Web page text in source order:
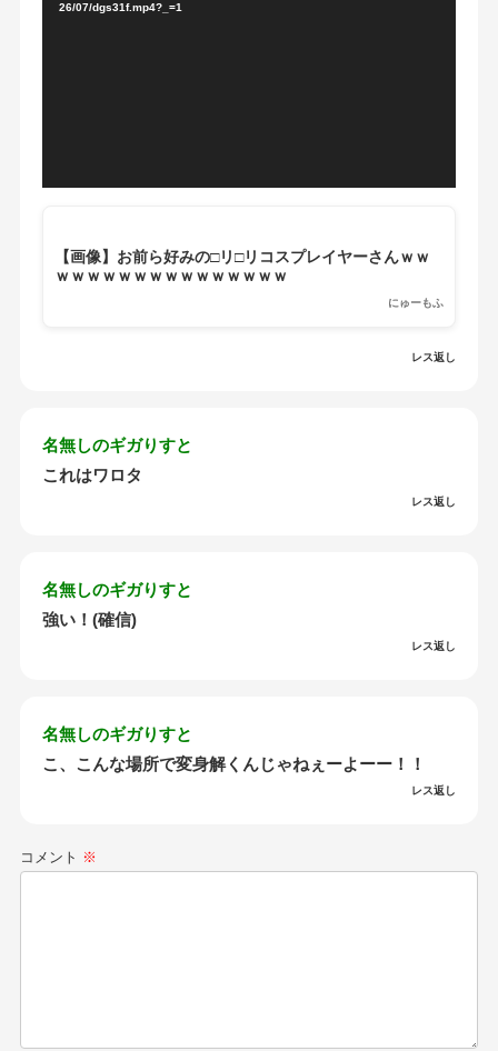
26/07/dgs31f.mp4?_=1
【画像】お前ら好みの□リ□リコスプレイヤーさんｗｗ
ｗｗｗｗｗｗｗｗｗｗｗｗｗｗｗ
にゅーもふ
レス返し
名無しのギガりすと
これはワロタ
レス返し
名無しのギガりすと
強い！(確信)
レス返し
名無しのギガりすと
こ、こんな場所で変身解くんじゃねぇーよーー！！
レス返し
コメント ※